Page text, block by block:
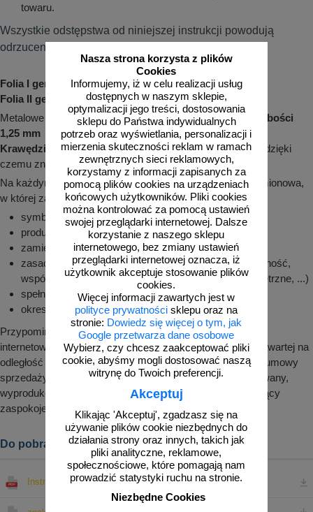
Nasza strona korzysta z plików
Cookies
Informujemy, iż w celu realizacji usług
dostępnych w naszym sklepie,
optymalizacji jego treści, dostosowania
sklepu do Państwa indywidualnych
potrzeb oraz wyświetlania, personalizacji i
mierzenia skuteczności reklam w ramach
zewnętrznych sieci reklamowych,
korzystamy z informacji zapisanych za
pomocą plików cookies na urządzeniach
końcowych użytkowników. Pliki cookies
można kontrolować za pomocą ustawień
swojej przeglądarki internetowej. Dalsze
korzystanie z naszego sklepu
internetowego, bez zmiany ustawień
przeglądarki internetowej oznacza, iż
użytkownik akceptuje stosowanie plików
cookies.
Więcej informacji zawartych jest w
polityce prywatności sklepu oraz na
stronie: Dowiedz się więcej o tym, jak
Google przetwarza dane osobowe
Wybierz, czy chcesz zaakceptować pliki
cookie, abyśmy mogli dostosować naszą
witrynę do Twoich preferencji.
Akceptuj
Klikając 'Akceptuj', zgadzasz się na
używanie plików cookie niezbędnych do
działania strony oraz innych, takich jak
pliki analityczne, reklamowe,
społecznościowe, które pomagają nam
prowadzić statystyki ruchu na stronie.
Niezbędne Cookies
towaru.
Wszystkie odstępstwa od niniejszej instrukcji powodują
odrzucenie reklamacji.
Folia I generacji (typ I) - 7 lat gwarancji!
Folia II generacji (typ II) - 10 lat gwarancji!
Metalowe znaki drogowe są wykonywane nablasze o grubości
1,25 mm
Krawędzie
są odpowiedniozagięte, arogi zaokrąglone
, dzięki
czemu znak jest bezpieczny w montażu i użytkowaniu
Na każdym znaku znajduje się odpowiednia naklejka znamionowa,
w której zawarte są m. in. takie informacje jak:
symbol znaku, grubość blachy, wymiary
producent, data produkcji
zamierzone zastosowanie
zasadnicze charakterystyki (mocowanie, chromatyczność,
współczynnik odblasku, odporność na czynniki zewnętrzne, ...)
spełniana norma, numer deklaracji
okres przydatności
Przypominamy, że zgodnie z pkt. 8.9 regulaminu sklepu
internetowego znakowo.pl prawo odstąpienia od umowy zawartej na
odległość nie przysługuje konsumentowi w odniesieniu do umowy
sprzedaży, której przedmiotem jest produkt nieprefabrykowany,
wyprodukowany według specyfikacji konsumenta lub służący
zaspokojeniu jego zindywidualizowanych potrzeb.
Do pobrania:
Instrukcja bezpieczeństwa - znaki drogowe